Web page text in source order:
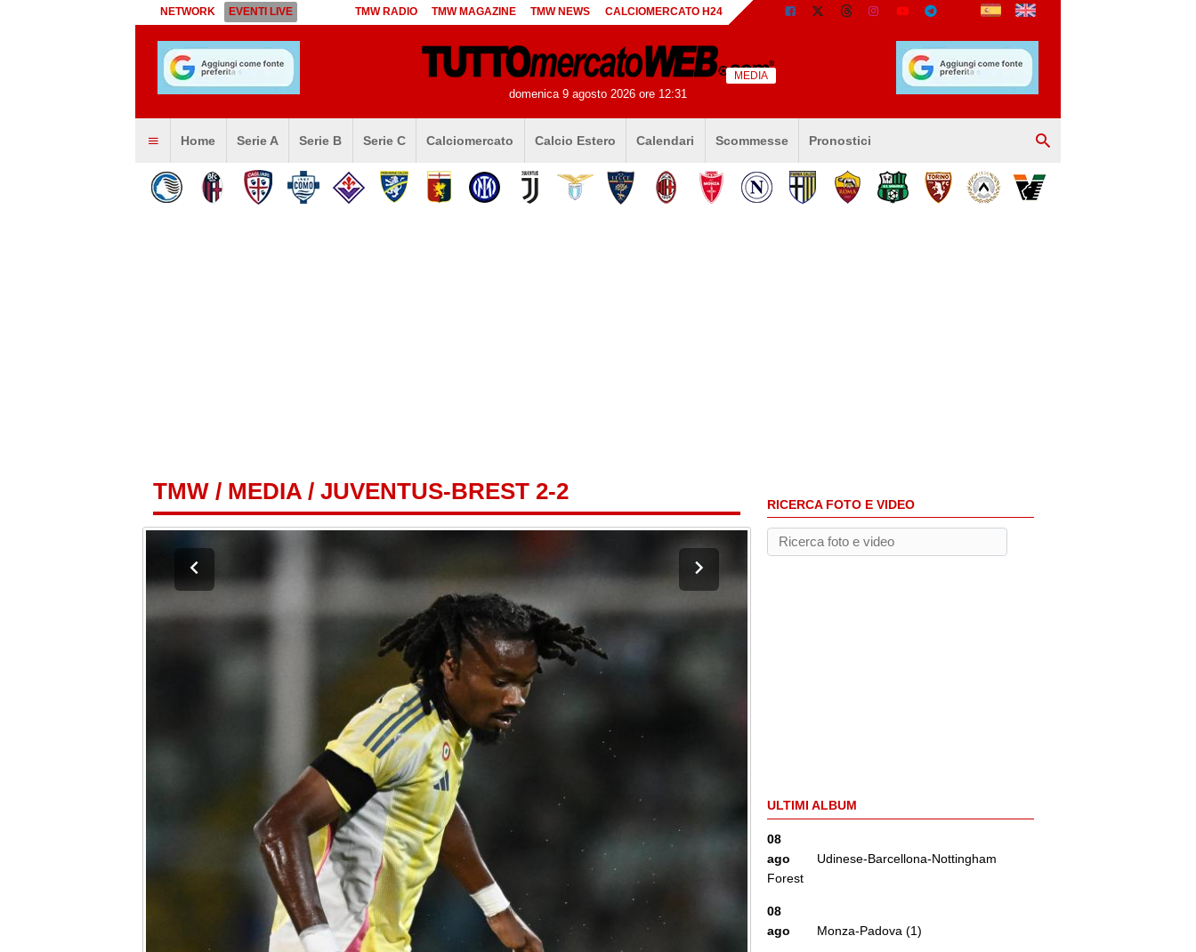
NETWORK EVENTI LIVE TMW RADIO TMW MAGAZINE TMW NEWS CALCIOMERCATO H24
domenica 9 agosto 2026 ore 12:31
MEDIA
Home Serie A Serie B Serie C Calciomercato Calcio Estero Calendari Scommesse Pronostici
TMW / MEDIA / JUVENTUS-BREST 2-2
RICERCA FOTO E VIDEO
ULTIMI ALBUM
08
ago
Udinese-Barcellona-Nottingham
Forest
08
ago
Monza-Padova (1)